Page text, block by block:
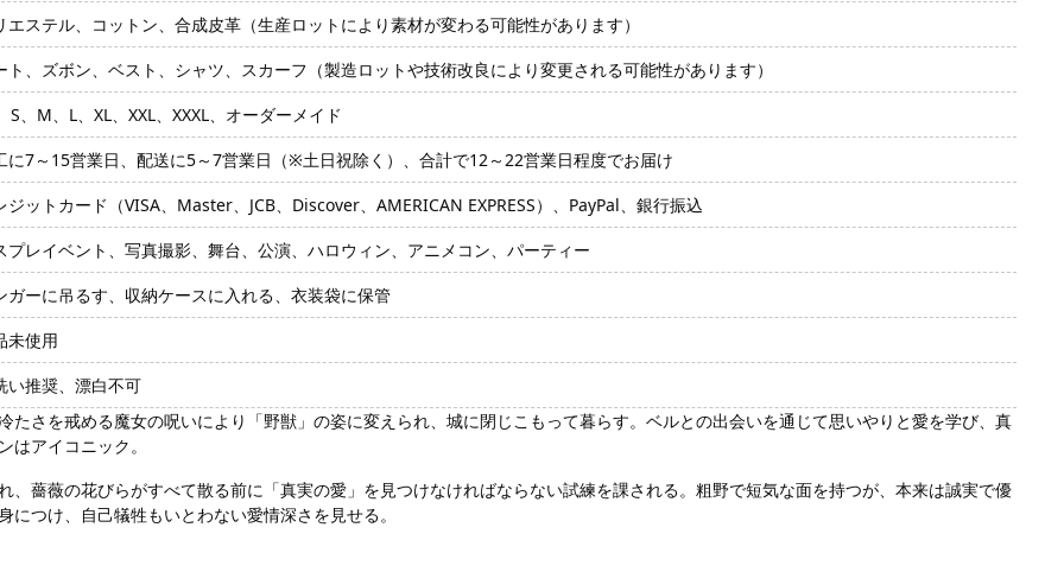
エステル、コットン、合成皮革（生産ロットにより素材が変わる可能性があります）
ト、ズボン、ベスト、シャツ、スカーフ（製造ロットや技術改良により変更される可能性があります）
S、M、L、XL、XXL、XXXL、オーダーメイド
に7～15営業日、配送に5～7営業日（※土日祝除く）、合計で12～22営業日程度でお届け
ジットカード（VISA、Master、JCB、Discover、AMERICAN EXPRESS）、PayPal、銀行振込
プレイベント、写真撮影、舞台、公演、ハロウィン、アニメコン、パーティー
ガーに吊るす、収納ケースに入れる、衣装袋に保管
未使用
い推奨、漂白不可
さを戒める魔女の呪いにより「野獣」の姿に変えられ、城に閉じこもって暮らす。ベルとの出会いを通じて思いやりと愛を学び、真
アイコニック。
、薔薇の花びらがすべて散る前に「真実の愛」を見つけなければならない試練を課される。粗野で短気な面を持つが、本来は誠実で優
つけ、自己犠牲もいとわない愛情深さを見せる。